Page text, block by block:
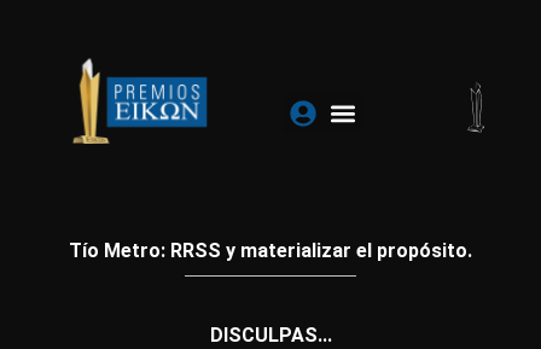
contenido
Tío Metro: RRSS y materializar el propósito.
DISCULPAS...